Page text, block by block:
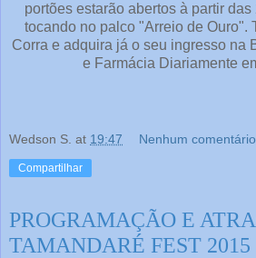
portões estarão abertos à partir
tocando no palco "Arreio de Ouro".
Corra e adquira já o seu ingresso na
e Farmácia Diariamente
Wedson S. at 19:47 Nenhum
Compartilhar
PROGRAMAÇÃO E
TAMANDARÉ FEST 2015